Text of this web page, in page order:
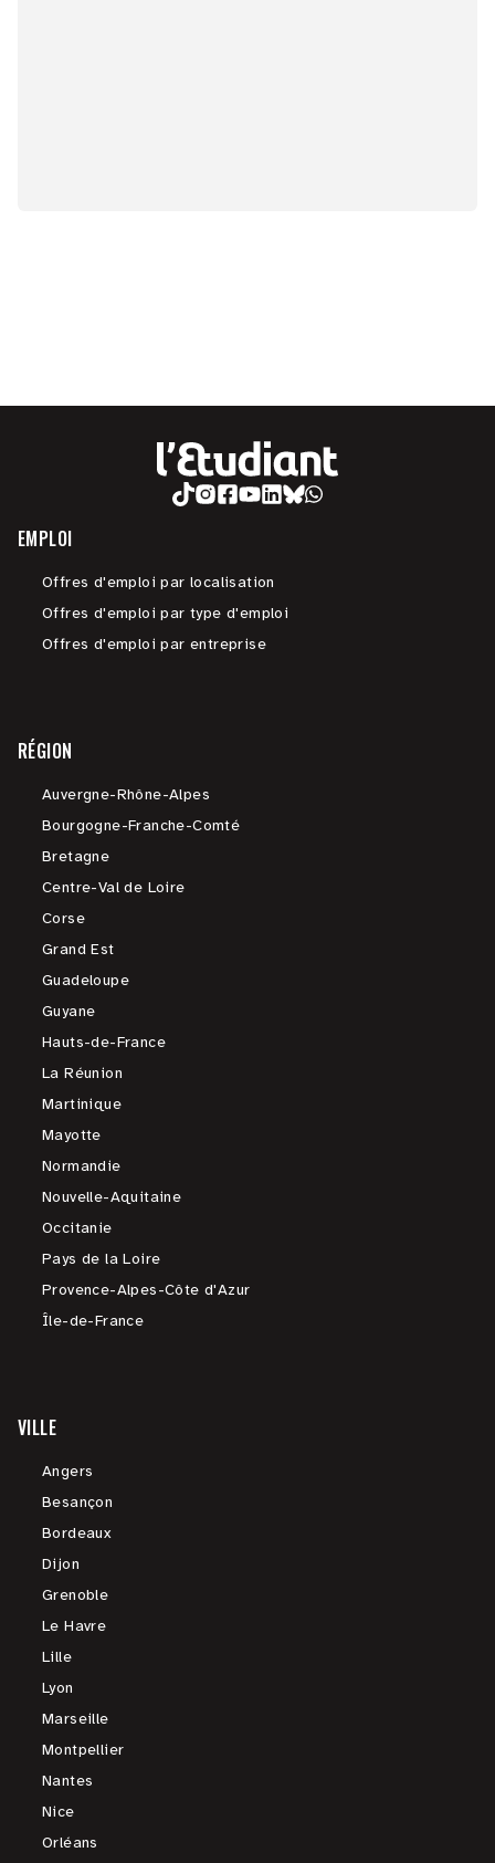
EMPLOI
Offres d'emploi par localisation
Offres d'emploi par type d'emploi
Offres d'emploi par entreprise
RÉGION
Auvergne-Rhône-Alpes
Bourgogne-Franche-Comté
Bretagne
Centre-Val de Loire
Corse
Grand Est
Guadeloupe
Guyane
Hauts-de-France
La Réunion
Martinique
Mayotte
Normandie
Nouvelle-Aquitaine
Occitanie
Pays de la Loire
Provence-Alpes-Côte d'Azur
Île-de-France
VILLE
Angers
Besançon
Bordeaux
Dijon
Grenoble
Le Havre
Lille
Lyon
Marseille
Montpellier
Nantes
Nice
Orléans